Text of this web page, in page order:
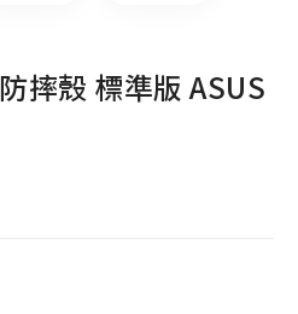
摔殼 標準版 ASUS